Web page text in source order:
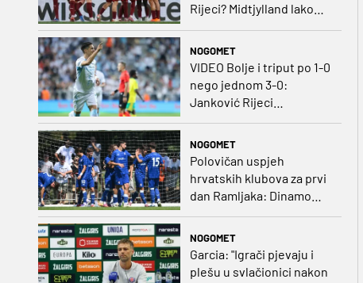
Rijeci? Midtjylland lako
NOGOMET
VIDEO Bolje i triput po 1-0
nego jednom 3-0:
Janković Rijeci
projektilom donio slavlje
protivnika
NOGOMET
Polovičan uspjeh
hrvatskih klubova za prvi
dan Ramljaka: Dinamo
poražen od Juventusa,
NOGOMET
Garcia: "Igrači pjevaju i
plešu u svlačionici nakon